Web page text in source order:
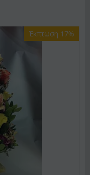
Έκπτωση 17%